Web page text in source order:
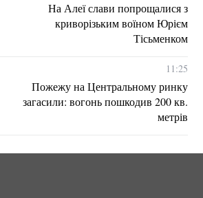
На Алеї слави попрощалися з
криворізьким воїном Юрієм
Тісьменком
11:25
Пожежу на Центральному ринку
загасили: вогонь пошкодив 200 кв.
метрів